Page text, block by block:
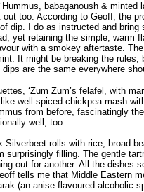
babaganoush &
out too. According to Geoff, the
dip. I do as instructed and
yet retaining the simple, warm
with a smokey aftertaste.
It might be breaking the
are the same everywhere
‘Zum Zum’s felafel, with
like well-spiced chickpea mash
from before, fascinatingly
well, too.
Silverbeet rolls with rice, broad
surprisingly filling. The gentle
out for another. All the dishes
tells me that Middle Eastern
(an anise-flavoured alcoholic